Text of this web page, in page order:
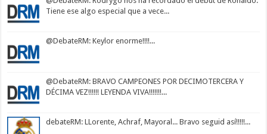
Tiene ese algo especial que a vece...
@DebateRM: Keylor enorme!!!!...
@DebateRM: BRAVO CAMPEONES POR DECIMOTERCERA Y
DÉCIMA VEZ!!!!!! LEYENDA VIVA!!!!!!!...
debateRM: LLorente, Achraf, Mayoral... Bravo seguid así!!!!!...